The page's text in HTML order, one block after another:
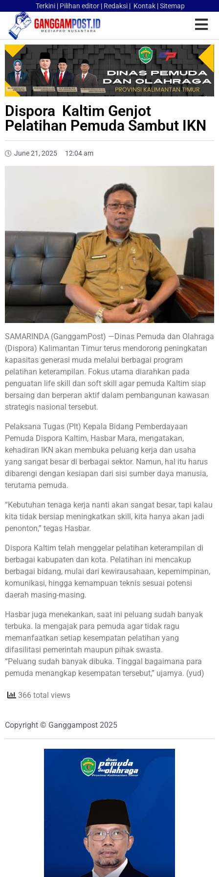
Terkini | Pilihan editor | Redaksi | Kontak |Sitemap
Dispora Kaltim Genjot
Pelatihan Pemuda Sambut IKN
June 21, 2025 12:04 am
SAMARINDA (GanggamPost) —Dinas Pemuda dan Olahraga
(Dispora) Kalimantan Timur terus mendorong peningkatan
kapasitas generasi muda melalui berbagai program
pelatihan keterampilan. Fokus utama diarahkan pada
penguatan life skill dan soft skill agar pemuda Kaltim siap
bersaing dan berperan aktif dalam pembangunan kawasan
strategis nasional tersebut.
Pelaksana Tugas (Plt) Kepala Bidang Pemberdayaan
Pemuda Dispora Kaltim, Hasbar Mara, mengatakan,
kehadiran IKN akan membuka peluang kerja dan usaha
yang sangat besar di berbagai sektor. Namun, hal itu harus
dibarengi dengan kesiapan dari sisi sumber daya manusia,
terutama pemuda.
“Kebutuhan tenaga kerja nanti akan sangat besar, tapi kalau
kita tidak bersiap meningkatkan skill, kita hanya akan jadi
penonton,” tegas Hasbar.
Dispora Kaltim telah menggelar pelatihan keterampilan di
berbagai kabupaten dan kota. Pelatihan ini mencakup
berbagai bidang, mulai dari kewirausahaan, kepemimpinan,
komunikasi, hingga kemampuan teknis sesuai potensi
daerah masing-masing.
Hasbar juga menekankan, saat ini peluang sudah banyak
terbuka. Ia mengajak para pemuda agar tidak ragu
memanfaatkan setiap kesempatan pelatihan yang
difasilitasi pemerintah maupun pihak swasta.
“Peluang sudah banyak dibuka. Tinggal bagaimana para
pemuda menangkap kesempatan tersebut,” ujarnya. (yud)
366 total views
Copyright © Ganggampost 2025